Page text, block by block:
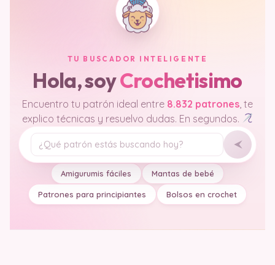
TU BUSCADOR INTELIGENTE
Hola, soyCrochetisimo
Encuentro tu patrón ideal entre 8.832 patrones , te
explico técnicas y resuelvo dudas. En segundos.
Tu pregunta
Amigurumis fáciles Mantas de bebé
Patrones para principiantes Bolsos en crochet